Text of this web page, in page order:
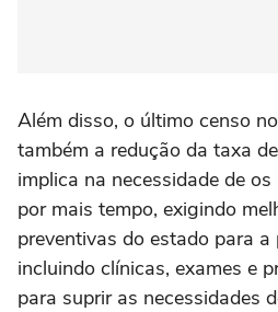
Além disso, o último censo
também a redução da taxa
implica na necessidade de
por mais tempo, exigindo
preventivas do estado para a
incluindo clínicas, exames e
para suprir as necessidades